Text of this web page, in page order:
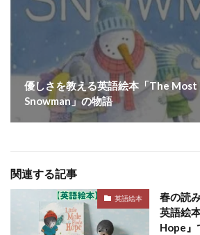
優しさを教える英語絵本「The
Snowman」の物語
関連する記事
英語絵本
春の読
英語絵
Hope』